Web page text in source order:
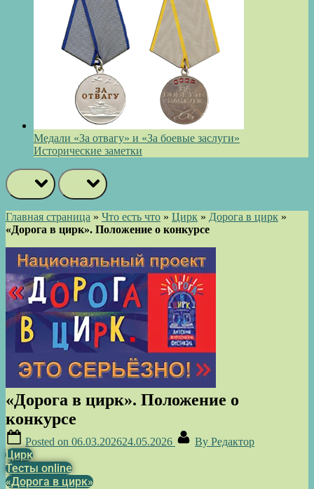
Медали «За отвагу» и «За боевые заслуги»
Исторические заметки
Главная страница » Что есть что » Цирк » Дорога в цирк »
«Дорога в цирк». Положение о конкурсе
«Дорога в цирк». Положение о
конкурсе
Posted on 06.03.202624.05.2026 By Редактор
Цирк
Тесты online
«Дорога в цирк»